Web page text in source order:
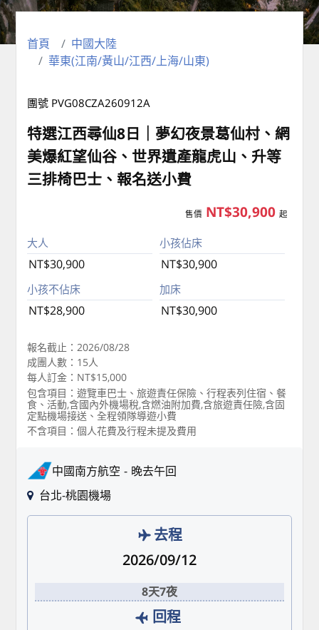
首頁
中國大陸
華東(江南/黃山/江西/上海/山東)
團號 PVG08CZA260912A
特選江西尋仙8日｜夢幻夜景葛仙村、網
美爆紅望仙谷、世界遺產龍虎山、升等
三排椅巴士、報名送小費
售價 NT$30,900 起
大人
NT$30,900
小孩佔床
NT$30,900
小孩不佔床
NT$28,900
加床
NT$30,900
報名截止：2026/08/28
成團人數：15人
每人訂金：NT$15,000
包含項目：遊覽車巴士、旅遊責任保險、行程表列住宿、餐
食、活動,含國內外機場稅,含燃油附加費,含旅遊責任險,含固
定點機場接送、全程領隊導遊小費
不含項目：個人花費及行程未提及費用
中國南方航空
晚去午回
台北-桃園機場
去程
2026/09/12
8天7夜
回程